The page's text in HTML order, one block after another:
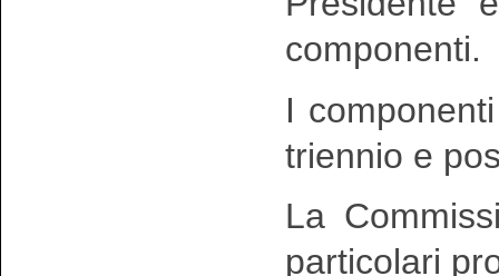
componenti.
I
triennio e
La
particolari